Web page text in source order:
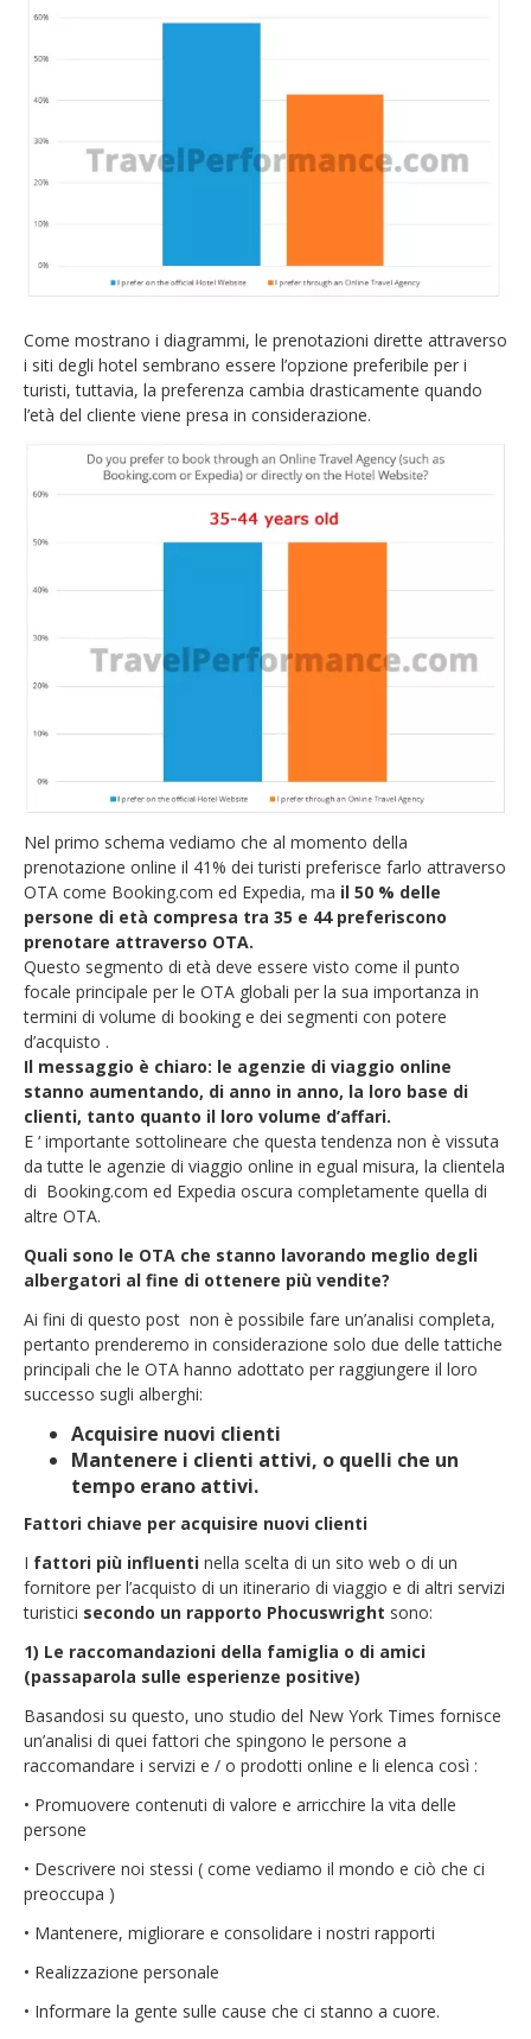
Come mostrano i diagrammi, le prenotazioni dirette attraverso
i siti degli hotel sembrano essere l’opzione preferibile per i
turisti, tuttavia, la preferenza cambia drasticamente quando
l’età del cliente viene presa in considerazione.
Nel primo schema vediamo che al momento della
prenotazione online il 41% dei turisti preferisce farlo attraverso
OTA come Booking.com ed Expedia, ma il 50 % delle
persone di età compresa tra 35 e 44 preferiscono
prenotare attraverso OTA.
Questo segmento di età deve essere visto come il punto
focale principale per le OTA globali per la sua importanza in
termini di volume di booking e dei segmenti con potere
d’acquisto .
Il messaggio è chiaro: le agenzie di viaggio online
stanno aumentando, di anno in anno, la loro base di
clienti, tanto quanto il loro volume d’affari.
E ‘ importante sottolineare che questa tendenza non è vissuta
da tutte le agenzie di viaggio online in egual misura, la clientela
di Booking.com ed Expedia oscura completamente quella di
altre OTA.
Quali sono le OTA che stanno lavorando meglio degli
albergatori al fine di ottenere più vendite?
Ai fini di questo post non è possibile fare un’analisi completa,
pertanto prenderemo in considerazione solo due delle tattiche
principali che le OTA hanno adottato per raggiungere il loro
successo sugli alberghi:
Acquisire nuovi clienti
Mantenere i clienti attivi, o quelli che un
tempo erano attivi.
Fattori chiave per acquisire nuovi clienti
I fattori più influenti nella scelta di un sito web o di un
fornitore per l’acquisto di un itinerario di viaggio e di altri servizi
turistici secondo un rapporto Phocuswright sono:
1) Le raccomandazioni della famiglia o di amici
(passaparola sulle esperienze positive)
Basandosi su questo, uno studio del New York Times fornisce
un’analisi di quei fattori che spingono le persone a
raccomandare i servizi e / o prodotti online e li elenca così :
• Promuovere contenuti di valore e arricchire la vita delle
persone
• Descrivere noi stessi ( come vediamo il mondo e ciò che ci
preoccupa )
• Mantenere, migliorare e consolidare i nostri rapporti
• Realizzazione personale
• Informare la gente sulle cause che ci stanno a cuore.